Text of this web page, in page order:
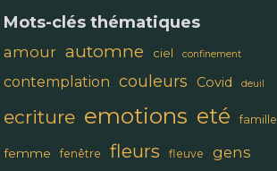
Mots-clés thématiques
amour automne ciel confinement
contemplation couleurs Covid deuil
ecriture emotions eté famille
femme fenêtre fleurs fleuve gens